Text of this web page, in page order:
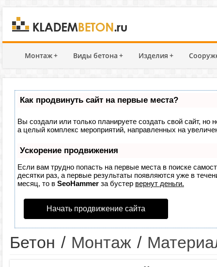
Монтаж+ Виды бетона + Изделия +
Как продвинуть сайт на первые места?
Вы создали или только планируете создать свой сайт, но
а целый комплекс мероприятий, направленных на
Ускорение продвижения
Если вам трудно попасть на первые места в поиске
десятки раз, а первые результаты появляются уже в
месяц, то в SeoHammerза бустер вернут деньги.
Начать продвижение сайта
Бетон / Монтаж /